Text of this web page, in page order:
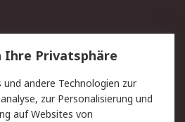
Lieferlösungen
Kontakt
Privatkunden
Privatsphäre
andere Technologien zur
zur Personalisierung und
auf Websites von